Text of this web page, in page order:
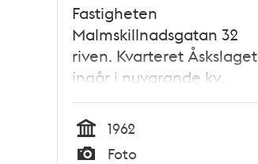
Fastigheten
Malmskillnadsgatan 32
riven. Kvarteret Åskslaget
ingår i nuvarande kv.
Trollhättan. Här ligger nu
Gallerian
Tid
1962
Foto